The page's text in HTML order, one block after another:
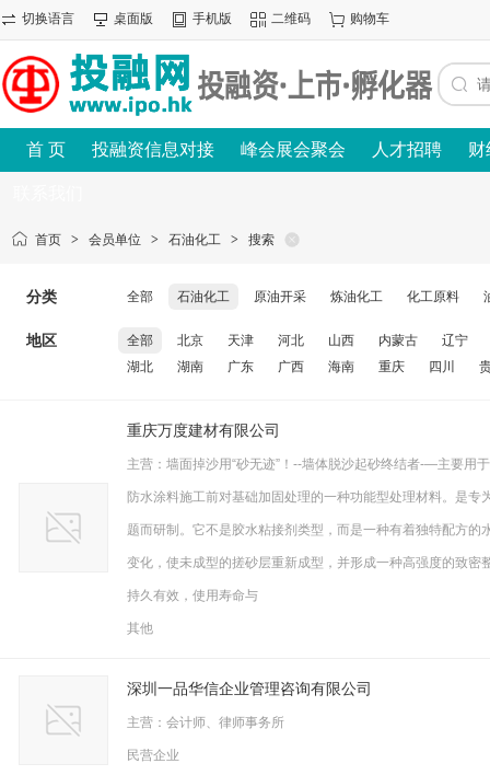
切换语言 桌面版 手机版 二维码 购物车
首 页 投融资信息对接 峰会展会聚会 人才招聘 财
首页 > 会员单位 > 石油化工 > 搜索
分类 全部 石油化工 原油开采 炼油化工 化工原料
地区 全部 北京 天津 河北 山西 内蒙古
辽宁
湖北
湖南 广东 广西 海南 重庆 四川
重庆万度建材有限公司
主营：墙面掉沙用“砂无迹”！--墙体脱沙起砂终结者-—主要用
防水涂料施工前对基础加固处理的一种功能型处理材料。是
题而研制。它不是胶水粘接剂类型，而是一种有着独特配方
变化，使未成型的搓砂层重新成型，并形成一种高强度的致
持久有效，使用寿命与
其他
深圳一品华信企业管理咨询有限公司
主营：会计师、律师事务所
民营企业